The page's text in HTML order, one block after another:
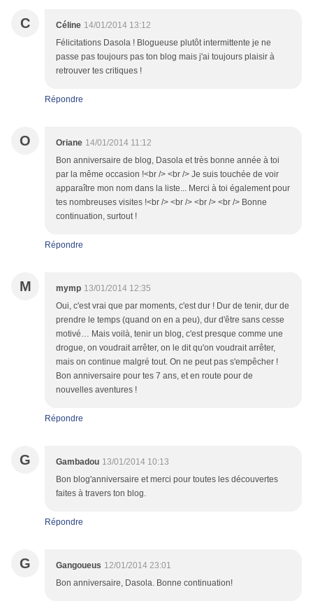
C Céline 14/01/2014 13:12
Félicitations Dasola ! Blogueuse plutôt intermittente je ne
passe pas toujours pas ton blog mais j'ai toujours plaisir à
retrouver tes critiques !
Répondre
O Oriane 14/01/2014 11:12
Bon anniversaire de blog, Dasola et très bonne année à toi
par la même occasion !<br /> <br /> Je suis touchée de voir
apparaître mon nom dans la liste... Merci à toi également pour
tes nombreuses visites !<br /> <br /> <br /> <br /> Bonne
continuation, surtout !
Répondre
M mymp 13/01/2014 12:35
Oui, c'est vrai que par moments, c'est dur ! Dur de tenir, dur de
prendre le temps (quand on en a peu), dur d'être sans cesse
motivé… Mais voilà, tenir un blog, c'est presque comme une
drogue, on voudrait arrêter, on le dit qu'on voudrait arrêter,
mais on continue malgré tout. On ne peut pas s'empêcher !
Bon anniversaire pour tes 7 ans, et en route pour de
nouvelles aventures !
Répondre
G Gambadou 13/01/2014 10:13
Bon blog'anniversaire et merci pour toutes les découvertes
faites à travers ton blog.
Répondre
G Gangoueus 12/01/2014 23:01
Bon anniversaire, Dasola. Bonne continuation!